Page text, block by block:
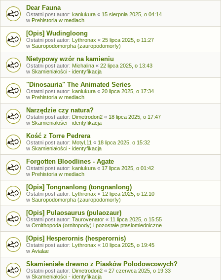
Dear Fauna
Ostatni post autor: kaniukura « 15 sierpnia 2025, o 04:14
w Prehistoria w mediach
[Opis] Wudingloong
Ostatni post autor: Lythronax « 25 lipca 2025, o 11:27
w Sauropodomorpha (zauropodomorfy)
Nietypowy wzór na kamieniu
Ostatni post autor: Michalina « 22 lipca 2025, o 13:43
w Skamieniałości - identyfikacja
"Dinosauria" The Animated Series
Ostatni post autor: kaniukura « 20 lipca 2025, o 17:34
w Prehistoria w mediach
Narzędzie czy natura?
Ostatni post autor: Dimetrodon2 « 18 lipca 2025, o 17:47
w Skamieniałości - identyfikacja
Kość z Torre Pedrera
Ostatni post autor: Motyl.11 « 18 lipca 2025, o 15:32
w Skamieniałości - identyfikacja
Forgotten Bloodlines - Agate
Ostatni post autor: kaniukura « 17 lipca 2025, o 01:42
w Prehistoria w mediach
[Opis] Tongnanlong (tongnanlong)
Ostatni post autor: Lythronax « 12 lipca 2025, o 12:10
w Sauropodomorpha (zauropodomorfy)
[Opis] Pulaosaurus (pulaozaur)
Ostatni post autor: Taurovenator « 11 lipca 2025, o 15:55
w Ornithopoda (ornitopody) i pozostałe ptasiomiedniczne
[Opis] Hesperornis (hesperornis)
Ostatni post autor: Lythronax « 10 lipca 2025, o 19:45
w Avialae
Skamieniałe drewno z Piasków Polodowcowych?
Ostatni post autor: Dimetrodon2 « 27 czerwca 2025, o 19:33
w Skamieniałości - identyfikacja